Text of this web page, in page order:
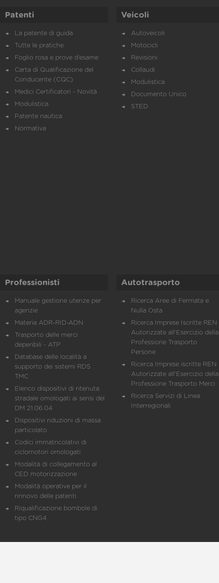
Patenti
La patente di guida
Tutte le pratiche
Foglio rosa e prove d’esame
Carta di Qualificazione del
Conducente (CQC)
Medici Certificatori - Novità
Modulistica
Patente nautica
Normativa
Veicoli
Autoveicoli
Motocicli
Revisioni
Collaudi
Modulistica
Documento Unico
STED
Professionisti
Manuale gestione utenze per
agenzie
Materia ADR-RID-ADN
Trasporto delle merci
deperibili - ATP
Database delle località a
supporto dei sistemi RDS
TMC
Elenco dispositivi di ritenuta
stradale omologati ai sensi del
DM 21.06.04
Dispositivi riduzioni di massa
particolato
Codici immatricolativi di
ciclomotori omologati
Modalità di collegamento al
CED motorizzazione
Modalità operative per il
rinnovo delle patenti
Riqualificazione bombole di
tipo CNG4
Autotrasporto
Ricerca Aree di Fermata e
Nulla Osta
Ricerca Imprese Iscritte REN
Autorizzate all'Esercizio della
Professione Trasporto
Persone
Ricerca Imprese iscritte REN
Autorizzate all'Esercizio della
Professione Trasporto Merci
Ricerca Servizi di Linea
Interregionali